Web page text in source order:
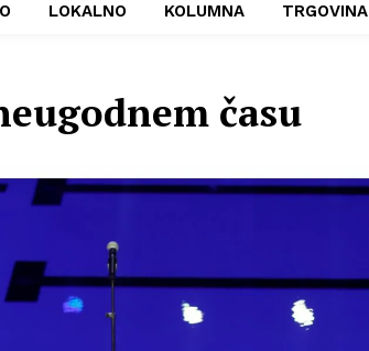
LOKALNO KOLUMNA TRGOVINA
času